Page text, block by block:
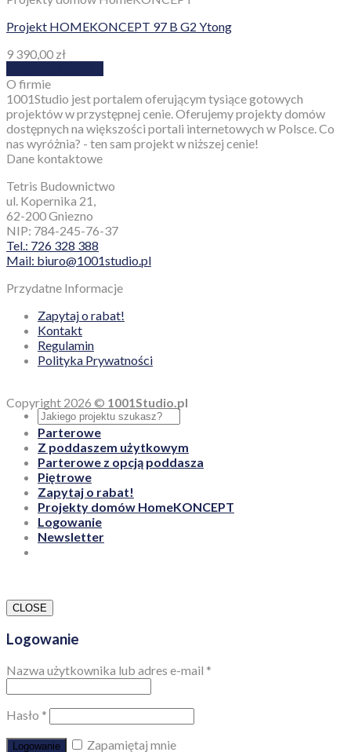
Projekt HOMEKONCEPT 97 B G2 Ytong
9 390,00 zł
O firmie
1001Studio jest portalem oferującym tysiące gotowych
projektów w przystępnej cenie. Oferujemy projekty domów
dostępnych na większości portali internetowych w Polsce. Co
nas wyróżnia? - ten sam projekt w niższej cenie!
Dane kontaktowe
Tetris Budownictwo
ul. Kopernika 21,
62-200 Gniezno
NIP: 784-245-76-37
Tel.: 726 328 388
Mail: biuro@1001studio.pl
Przydatne Informacje
Zapytaj o rabat!
Kontakt
Regulamin
Polityka Prywatności
Copyright 2026 © 1001Studio.pl
Parterowe
Z poddaszem użytkowym
Parterowe z opcją poddasza
Piętrowe
Zapytaj o rabat!
Projekty domów HomeKONCEPT
Logowanie
Newsletter
CLOSE
Logowanie
Nazwa użytkownika lub adres e-mail *
Hasło *
Logowanie Zapamiętaj mnie